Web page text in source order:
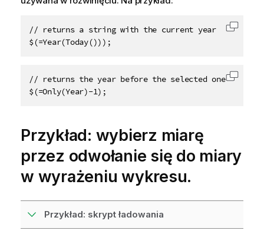
// returns a string with the current year
$(=Year(Today()));
// returns the year before the selected one
$(=Only(Year)-1);
Przykład: wybierz miarę
przez odwołanie się do miary
w wyrażeniu wykresu.
Przykład: skrypt ładowania